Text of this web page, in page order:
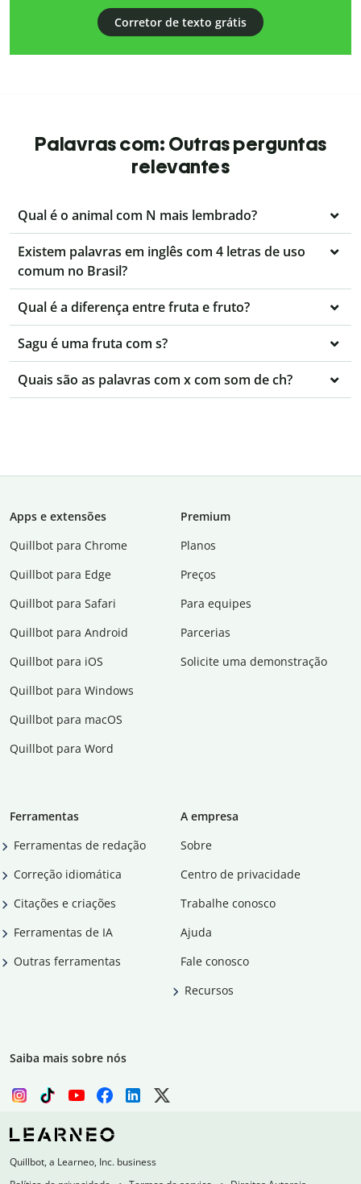
Corretor de texto grátis
Palavras com: Outras perguntas
relevantes
Qual é o animal com N mais lembrado?
Existem palavras em inglês com 4 letras de uso
comum no Brasil?
Qual é a diferença entre fruta e fruto?
Sagu é uma fruta com s?
Quais são as palavras com x com som de ch?
Apps e extensões
Quillbot para Chrome
Quillbot para Edge
Quillbot para Safari
Quillbot para Android
Quillbot para iOS
Quillbot para Windows
Quillbot para macOS
Quillbot para Word
Premium
Planos
Preços
Para equipes
Parcerias
Solicite uma demonstração
Ferramentas
Ferramentas de redação
Correção idiomática
Citações e criações
Ferramentas de IA
Outras ferramentas
A empresa
Sobre
Centro de privacidade
Trabalhe conosco
Ajuda
Fale conosco
Recursos
Saiba mais sobre nós
Quillbot, a Learneo, Inc. business